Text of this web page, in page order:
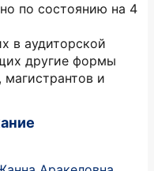
по состоянию на 4
в аудиторской
другие формы
магистрантов и